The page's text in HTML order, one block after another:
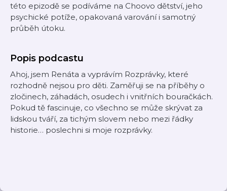
této epizodě se podíváme na Choovo dětství, jeho
psychické potíže, opakovaná varování i samotný
průběh útoku.
Popis podcastu
Ahoj, jsem Renáta a vyprávím Rozprávky, které
rozhodně nejsou pro děti. Zaměřuji se na příběhy o
zločinech, záhadách, osudech i vnitřních bouračkách.
Pokud tě fascinuje, co všechno se může skrývat za
lidskou tváří, za tichým slovem nebo mezi řádky
historie… poslechni si moje rozprávky.